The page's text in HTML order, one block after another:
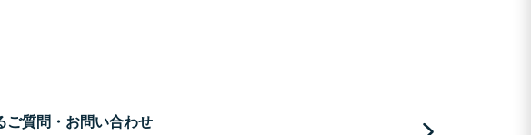
ご質問・お問い合わせ